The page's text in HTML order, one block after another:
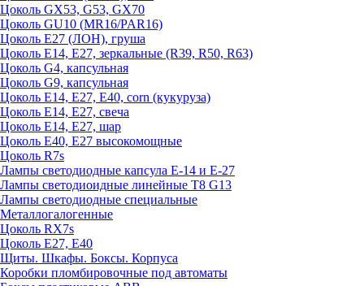
Цоколь GX53, G53, GX70
Цоколь GU10 (MR16/PAR16)
Цоколь Е27 (ЛОН), груша
Цоколь Е14, Е27, зеркальные (R39, R50, R63)
Цоколь G4, капсульная
Цоколь G9, капсульная
Цоколь Е14, Е27, Е40, corn (кукуруза)
Цоколь Е14, Е27, свеча
Цоколь Е14, Е27, шар
Цоколь Е40, Е27 высокомощные
Цоколь R7s
Лампы светодиодные капсула Е-14 и Е-27
Лампы светодиоидные линейные T8 G13
Лампы светодиодные специальные
Металлогалогенные
Цоколь RX7s
Цоколь Е27, E40
Щиты. Шкафы. Боксы. Корпуса
Коробки пломбировочные под автоматы